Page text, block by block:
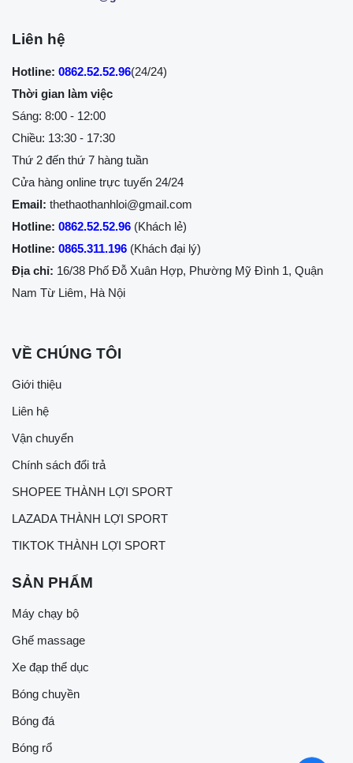
Liên hệ
Hotline: 0862.52.52.96(24/24)
Thời gian làm việc
Sáng: 8:00 - 12:00
Chiều: 13:30 - 17:30
Thứ 2 đến thứ 7 hàng tuần
Cửa hàng online trực tuyến 24/24
Email: thethaothanhloi@gmail.com
Hotline: 0862.52.52.96 (Khách lẻ)
Hotline: 0865.311.196 (Khách đại lý)
Địa chỉ: 16/38 Phố Đỗ Xuân Hợp, Phường Mỹ Đình 1, Quận
Nam Từ Liêm, Hà Nội
VỀ CHÚNG TÔI
Giới thiệu
Liên hệ
Vận chuyển
Chính sách đổi trả
SHOPEE THÀNH LỢI SPORT
LAZADA THÀNH LỢI SPORT
TIKTOK THÀNH LỢI SPORT
SẢN PHẨM
Máy chạy bộ
Ghế massage
Xe đạp thể dục
Bóng chuyền
Bóng đá
Bóng rổ